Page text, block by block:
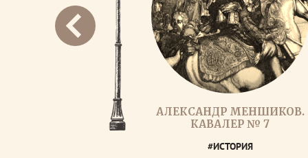
АЛЕКСАНДР МЕНШИКОВ.
КАВАЛЕР № 7
#ИСТОРИЯ